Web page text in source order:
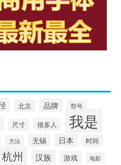
北京 品牌 型号
尺寸 很多人 我是
方法 无锡 日本 时间
杭州 汉族 游戏 电影